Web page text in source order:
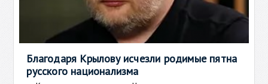
Благодаря Крылову исчезли родимые пятна
русского национализма